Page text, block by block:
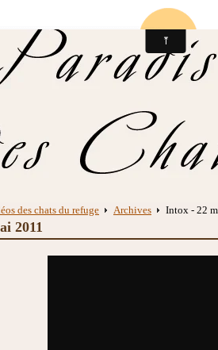
des chats du refuge Archives Intox - 22
2011